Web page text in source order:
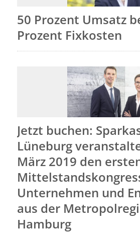
50 Prozent Umsatz
Prozent Fixkosten
Jetzt buchen:
Lüneburg
März 2019 den
Unternehmen und
aus der
Hamburg